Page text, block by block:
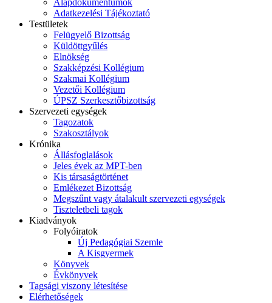
Alapdokumentumok
Adatkezelési Tájékoztató
Testületek
Felügyelő Bizottság
Küldöttgyűlés
Elnökség
Szakképzési Kollégium
Szakmai Kollégium
Vezetői Kollégium
ÚPSZ Szerkesztőbizottság
Szervezeti egységek
Tagozatok
Szakosztályok
Krónika
Állásfoglalások
Jeles évek az MPT-ben
Kis társaságtörténet
Emlékezet Bizottság
Megszűnt vagy átalakult szervezeti egységek
Tiszteletbeli tagok
Kiadványok
Folyóiratok
Új Pedagógiai Szemle
A Kisgyermek
Könyvek
Évkönyvek
Tagsági viszony létesítése
Elérhetőségek